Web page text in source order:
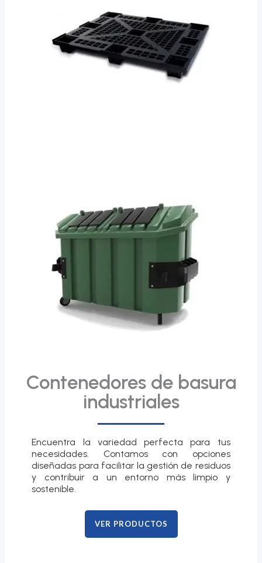
Contenedores de basura
industriales
Encuentra la variedad perfecta para tus
necesidades. Contamos con opciones
diseñadas para facilitar la gestión de residuos
y contribuir a un entorno más limpio y
sostenible.
VER PRODUCTOS